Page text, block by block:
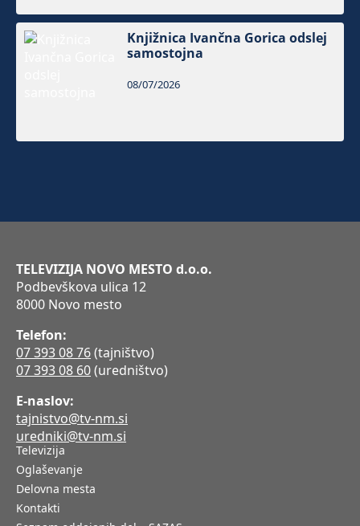
Knjižnica Ivančna Gorica odslej
samostojna
08/07/2026
TELEVIZIJA NOVO MESTO d.o.o.
Podbevškova ulica 12
8000 Novo mesto
Telefon:
07 393 08 76(tajništvo)
07 393 08 60(uredništvo)
E-naslov:
tajnistvo@tv-nm.si
uredniki@tv-nm.si
Televizija
Oglaševanje
Delovna mesta
Kontakti